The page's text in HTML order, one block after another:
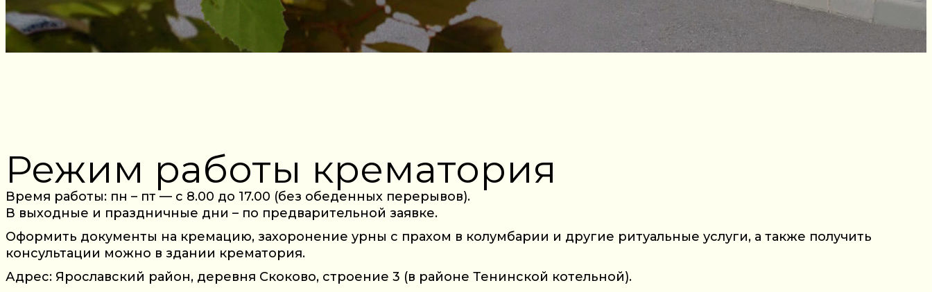
Режим работы крематория
Время работы: пн – пт — с 8.00 до 17.00 (без обеденных перерывов).
В выходные и праздничные дни – по предварительной заявке.
Оформить документы на кремацию, захоронение урны с прахом в колумбарии и другие ритуальные услуги, а также получить
консультации можно в здании крематория.
Адрес: Ярославский район, деревня Скоково, строение 3 (в районе Тенинской котельной).